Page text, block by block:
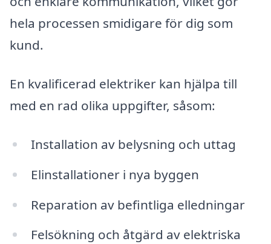
hela processen smidigare för dig som
kund.
En kvalificerad elektriker kan hjälpa till
med en rad olika uppgifter, såsom:
Installation av belysning och uttag
Elinstallationer i nya byggen
Reparation av befintliga elledningar
Felsökning och åtgärd av elektriska